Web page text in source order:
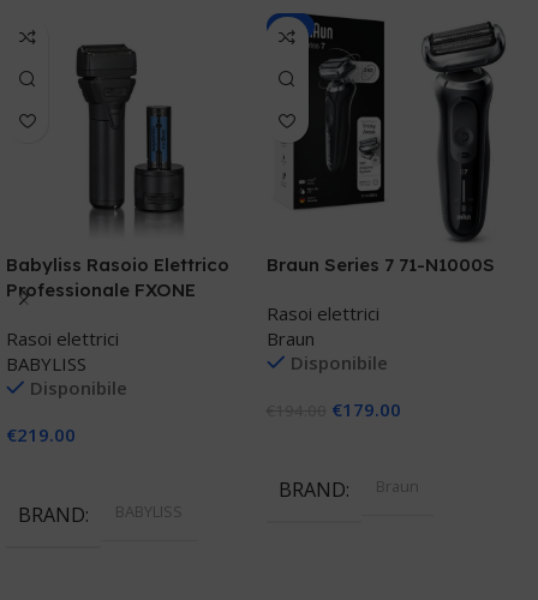
Babyliss Rasoio Elettrico
Professionale FXONE
Rasoi elettrici
BABYLISS
Disponibile
€219.00
BRAND BABYLISS
-8%
Braun Series 7 71-N1000S
Rasoi elettrici
Braun
Disponibile
€179.00
BRAND Braun